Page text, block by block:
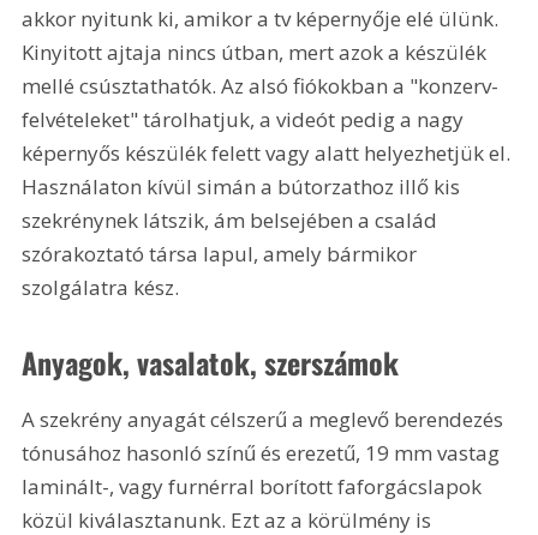
akkor nyitunk ki, amikor a tv képernyője elé ülünk.
Kinyitott ajtaja nincs útban, mert azok a készülék
mellé csúsztathatók. Az alsó fiókokban a "konzerv-
felvételeket" tárolhatjuk, a videót pedig a nagy
képernyős készülék felett vagy alatt helyezhetjük el.
Használaton kívül simán a bútorzathoz illő kis
szekrénynek látszik, ám belsejében a család
szórakoztató társa lapul, amely bármikor
szolgálatra kész.
Anyagok, vasalatok, szerszámok
A szekrény anyagát célszerű a meglevő berendezés
tónusához hasonló színű és erezetű, 19 mm vastag
laminált-, vagy furnérral borított faforgácslapok
közül kiválasztanunk. Ezt az a körülmény is